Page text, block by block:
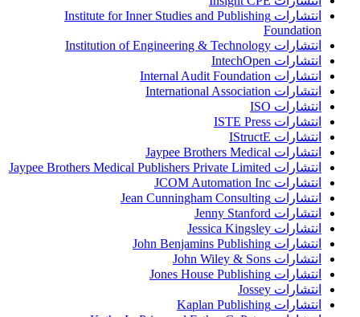
انتشارات Institute for Inner Studies and Publishing
Foundation
انتشارات Institution of Engineering & Technology
انتشارات IntechOpen
انتشارات Internal Audit Foundation
انتشارات International Association
انتشارات ISO
انتشارات ISTE Press
انتشارات IStructE
انتشارات Jaypee Brothers Medical
انتشارات Jaypee Brothers Medical Publishers Private Limited
انتشارات JCOM Automation Inc
انتشارات Jean Cunningham Consulting
انتشارات Jenny Stanford
انتشارات Jessica Kingsley
انتشارات John Benjamins Publishing
انتشارات John Wiley & Sons
انتشارات Jones House Publishing
انتشارات Jossey
انتشارات Kaplan Publishing